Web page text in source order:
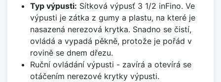
Typ výpusti: Sítková výpusť 3 1/2 inFino. Ve
výpusti je zátka z gumy a plastu, na které je
nasazená nerezová krytka. Snadno se čistí,
ovládá a vypadá pěkně, protože je pořád v
rovině se dnem dřezu.
Ruční ovládání výpusti - zavírá a otevírá se
otáčením nerezové krytky výpusti.